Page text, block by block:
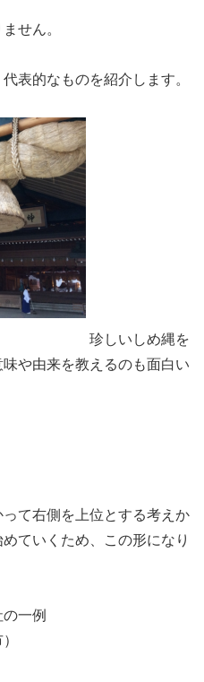
せん。
表的なものを紹介します。
珍しいしめ縄を
や由来を教えるのも面白い
て右側を上位とする考えか
ていくため、この形になり
一例